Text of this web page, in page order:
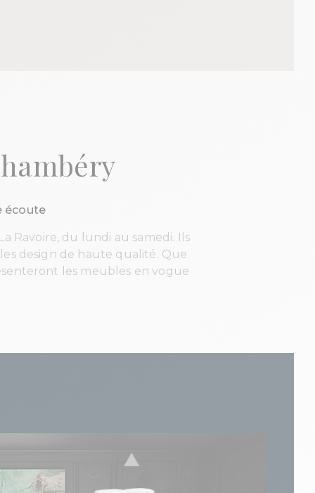
écoute
Ravoire, du lundi au samedi. Ils
design de haute qualité. Que
les meubles en vogue